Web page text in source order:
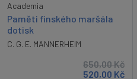
Academia
Paměti finského maršála
dotisk
C. G. E. MANNERHEIM
650,00Kč
520,00 Kč